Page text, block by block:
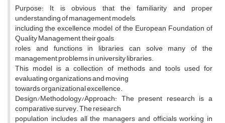
Purpose: It is obvious that the familiarity and proper
understanding of management models,
including the excellence model of the European Foundation of
Quality Management, their goals,
roles and functions in libraries can solve many of the
management problems in university libraries.
This model is a collection of methods and tools used for
evaluating organizations and moving
towards organizational excellence.
Design/Methodology/Approach: The present research is a
comparative survey. The research
population includes all the managers and officials working in